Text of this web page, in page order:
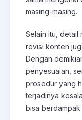
masing-masing.
Selain itu, detail
revisi konten
Dengan
penyesuaian,
prosedur yang
terjadinya
bisa